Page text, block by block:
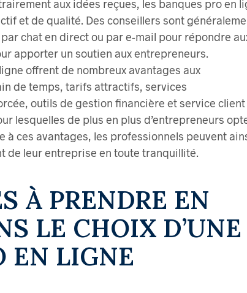
aux idées reçues, les banques pro en
et de qualité. Des conseillers sont
chat en direct ou par e-mail pour répondre
apporter un soutien aux entrepreneurs.
offrent de nombreux avantages aux
de temps, tarifs attractifs, services
outils de gestion financière et service client
lesquelles de plus en plus d’entrepreneurs
à ces avantages, les professionnels peuvent
de leur entreprise en toute tranquillité.
À PRENDRE EN
LE CHOIX D’UNE
EN LIGNE